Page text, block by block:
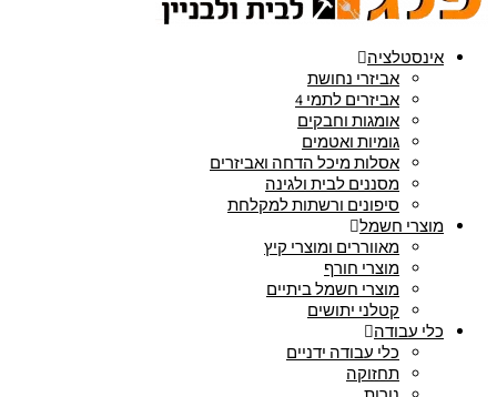
אינסטלציה
אביזרי נחושת
אביזרים לתמי 4
אומגות וחבקים
גומיות ואטמים
אסלות מיכל הדחה ואביזרים
מסננים לבית ולגינה
סיפונים ורשתות למקלחת
מוצרי חשמל
מאווררים ומוצרי קיץ
מוצרי חורף
מוצרי חשמל ביתיים
קטלני יתושים
כלי עבודה
כלי עבודה ידניים
תחזוקה